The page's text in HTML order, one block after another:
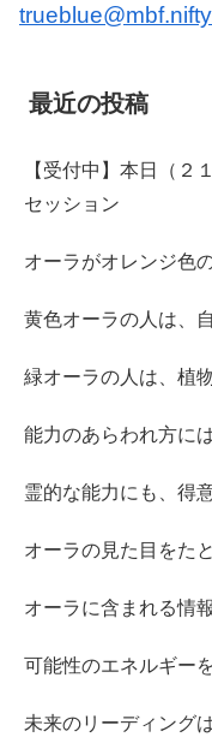
最近の投稿
【受付中】本日（２
セッション
オーラがオレンジ色
黄色オーラの人は、
緑オーラの人は、植
能力のあらわれ方に
霊的な能力にも、得
オーラの見た目をた
オーラに含まれる情
可能性のエネルギー
未来のリーディング